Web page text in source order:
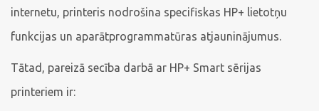
internetu, printeris nodrošina specifiskas HP+ lietotņu
funkcijas un aparātprogrammatūras atjauninājumus.
Tātad, pareizā secība darbā ar HP+ Smart sērijas
printeriem ir: